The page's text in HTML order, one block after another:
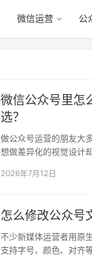
微信运营 公
微信公众号里怎
选？
做公众号运营的朋友大
想做差异化的视觉设计
2026年7月12日
怎么修改公众号
不少新媒体运营者用原
支持字号、颜色、对齐